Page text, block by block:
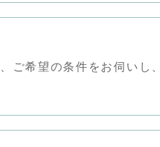
ご希望の条件をお伺い